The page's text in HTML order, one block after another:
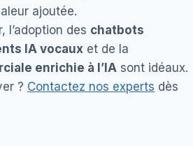
ajoutée.
l’adoption des chatbots
IA vocaux et de la
enrichie à l’IA sont idéaux.
? Contactez nos experts dès